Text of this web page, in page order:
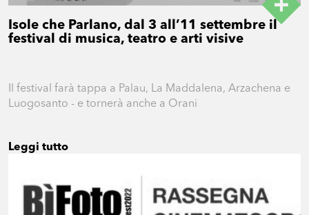
Isole che Parlano, dal 3 all’11 settembre il
festival di musica, teatro e arti visive
Il festival farà tappa a Palau, La Maddalena, Arzachena e
Luogosanto - e tornerà anche a Orani
Leggi tutto